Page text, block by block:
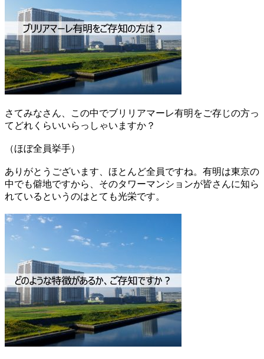
さてみなさん、この中でブリリアマーレ有明をご存じの方っ
てどれくらいいらっしゃいますか？
（ほぼ全員挙手）
ありがとうございます、ほとんど全員ですね。有明は東京の
中でも僻地ですから、そのタワーマンションが皆さんに知ら
れているというのはとても光栄です。